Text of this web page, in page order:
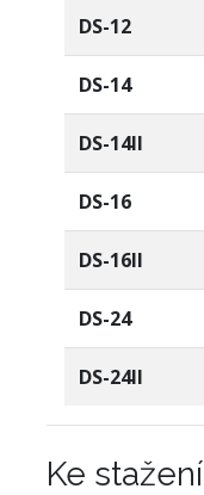
DS-12
DS-14
DS-14II
DS-16
DS-16II
DS-24
DS-24II
Ke stažení